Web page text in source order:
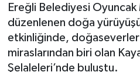
Ereğli Belediyesi Oyuncak
düzenlenen doğa
etkinliğinde,
miraslarından biri olan
Şelaleleri’nde buluştu.
KARABÜK
KASTAMONU